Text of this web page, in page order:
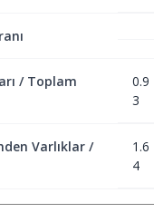
/ Toplam
0.9
3
Varlıklar /
1.6
4